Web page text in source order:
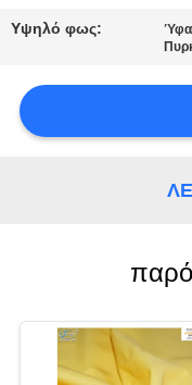
ΖΗΤΉΣΤΕ
ΑΠΌΣΠΑΣΜΑ
Υψηλό φως: